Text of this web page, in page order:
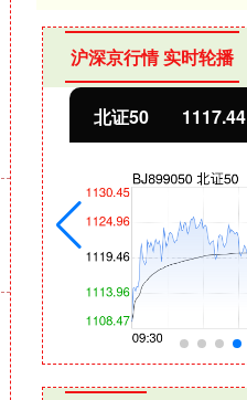
沪深京行情 实时轮播
北证50 1117.44